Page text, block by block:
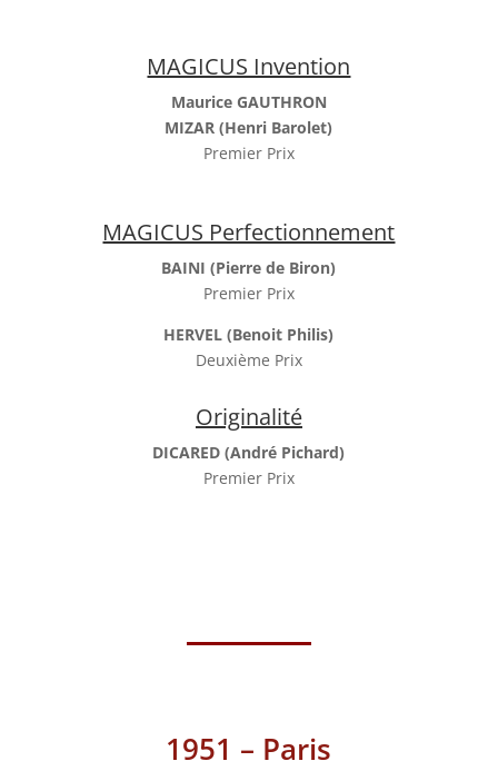
MAGICUS Invention
Maurice GAUTHRON
MIZAR (Henri Barolet)
Premier Prix
MAGICUS Perfectionnement
BAINI (Pierre de Biron)
Premier Prix
HERVEL (Benoit Philis)
Deuxième Prix
Originalité
DICARED (André Pichard)
Premier Prix
1951 – Paris